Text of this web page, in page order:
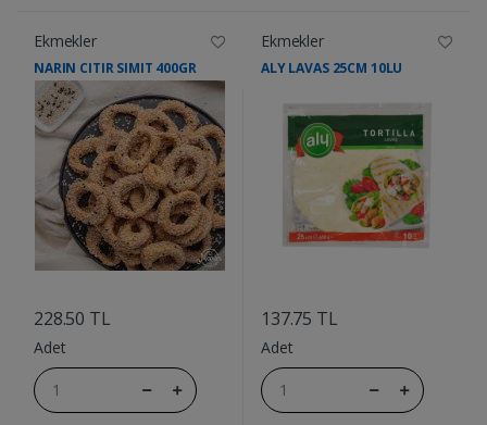
Ekmekler
NARIN CITIR SIMIT 400GR
228.50 TL
Adet
Ekmekler
ALY LAVAS 25CM 10LU
137.75 TL
Adet